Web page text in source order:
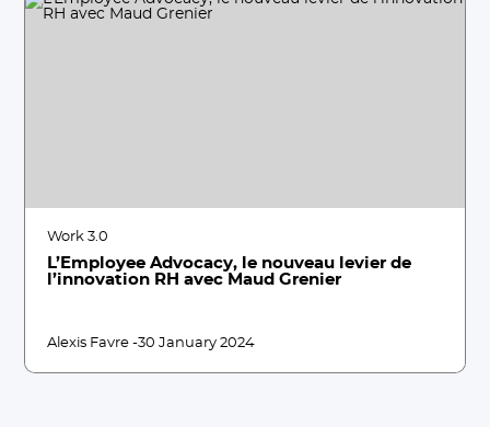
Work 3.0
L’Employee Advocacy, le nouveau levier de
l’innovation RH avec Maud Grenier
Alexis Favre -30 January 2024